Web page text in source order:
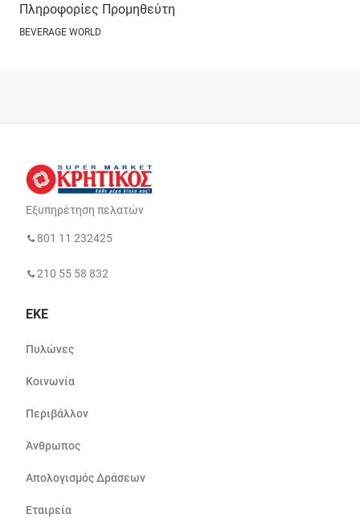
Πληροφορίες Προμηθεύτη
BEVERAGE WORLD
Εξυπηρέτηση πελατών
801 11 232425
210 55 58 832
ΕΚΕ
Πυλώνες
Κοινωνία
Περιβάλλον
Άνθρωπος
Απολογισμός Δράσεων
Εταιρεία